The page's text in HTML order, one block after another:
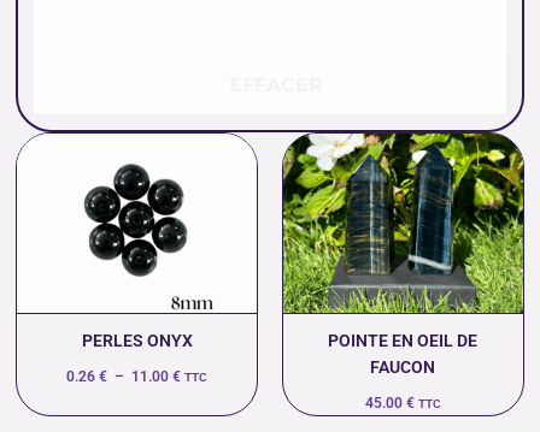
PERLES ONYX
0.26€ – 11.00€
0.26 €
à
11.00 €
TTC
POINTE EN OEIL DE
FAUCON
45.00 € TTC